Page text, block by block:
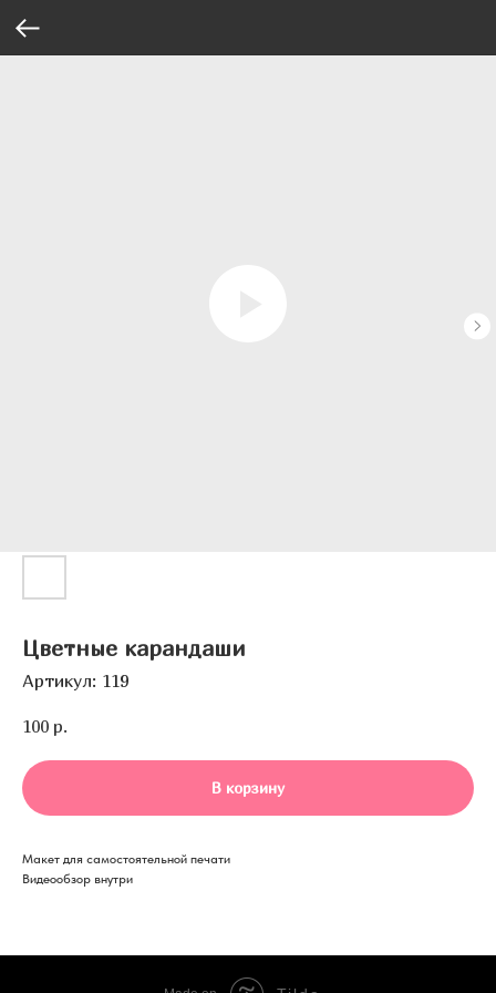
Цветные карандаши
Артикул: 119
100 р.
В корзину
Макет для самостоятельной печати
Видеообзор внутри